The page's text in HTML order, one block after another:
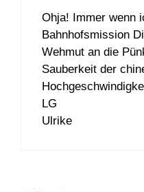
Ohja! Immer wenn
Bahnhofsmission
Wehmut an die
Sauberkeit der
LG
Ulrike